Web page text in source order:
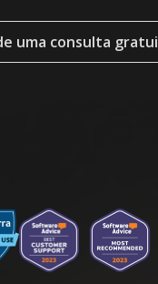
uma consulta